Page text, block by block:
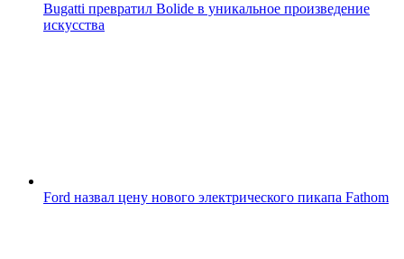
Bugatti превратил Bolide в уникальное произведение
искусства
Ford назвал цену нового электрического пикапа Fathom